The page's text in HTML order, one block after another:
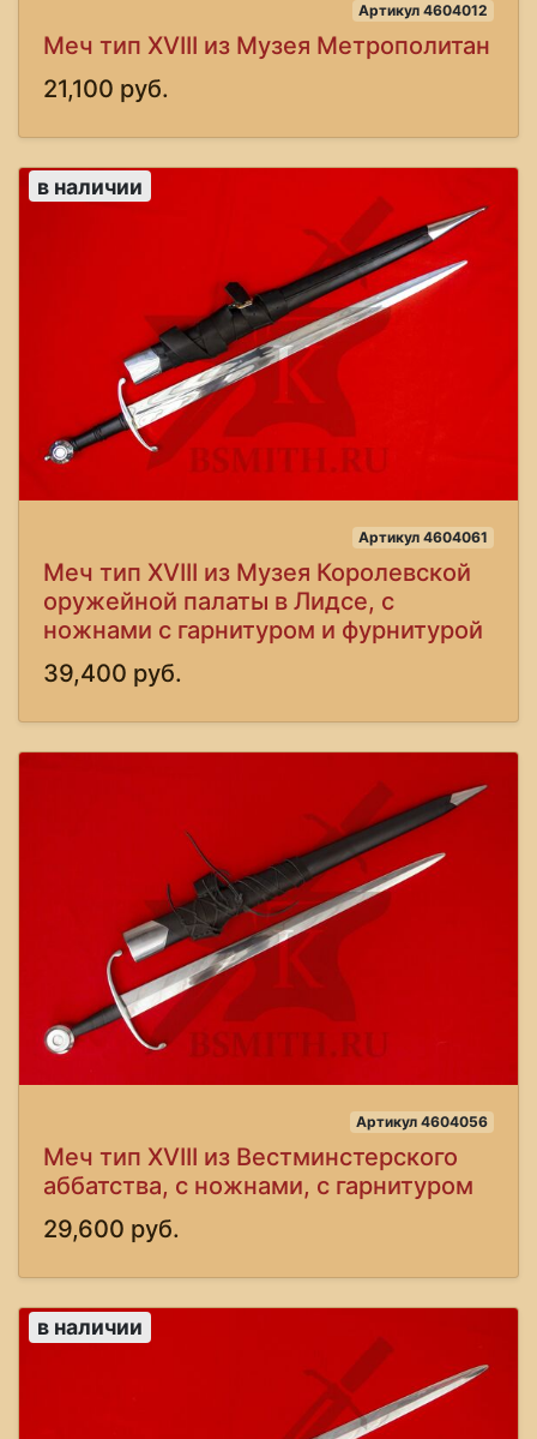
Артикул 4604012
Меч тип XVIII из Музея Метрополитан
21,100 руб.
в наличии
Артикул 4604061
Меч тип XVIII из Музея Королевской
оружейной палаты в Лидсе, с
ножнами с гарнитуром и фурнитурой
39,400 руб.
Артикул 4604056
Меч тип XVIII из Вестминстерского
аббатства, с ножнами, с гарнитуром
29,600 руб.
в наличии